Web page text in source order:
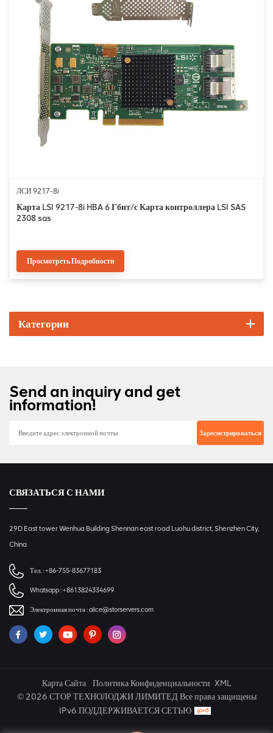
ЛСИ 9217-8i
Карта LSI 9217-8i HBA 6 Гбит/с Карта контроллера LSI SAS
2308 sas
Просмотреть Подробности
Категории
Send an inquiry and get
information!
СВЯЗАТЬСЯ С НАМИ
29D East tower Wenhua Building Shennan east road Luohu district, Shenzhen City,
China
Тел. :+86-755-83677183
Whatsapp :+8613824334699
Электронная почта :alice@storservers.com
Карта Сайта Политика Конфиденциальности XML
© 2026 СТОР ТЕХНОЛОДЖИ ЛИМИТЕД Все права защищены
IPv6 ПОДДЕРЖИВАЕТСЯ СЕТЬЮ